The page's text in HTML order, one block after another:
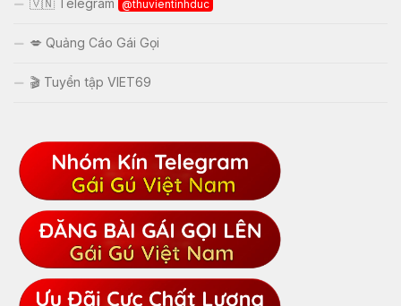
🇻🇳 Telegram @thuvientinhduc
💋 Quảng Cáo Gái Gọi
🎬 Tuyển tập VIET69